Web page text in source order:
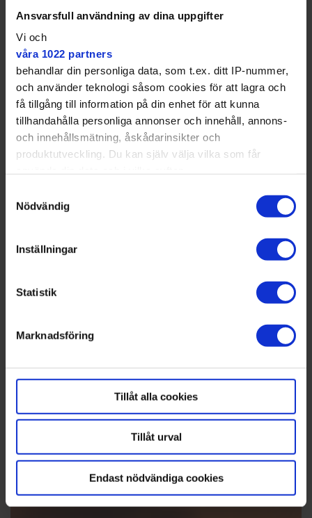
Ansvarsfull användning av dina uppgifter
Vi och
våra 1022 partners
behandlar din personliga data, som t.ex. ditt IP-nummer,
och använder teknologi såsom cookies för att lagra och
få tillgång till information på din enhet för att kunna
tillhandahålla personliga annonser och innehåll, annons-
och innehållsmätning, åskådarinsikter och
produktutveckling. Du kan själv välja vilka som får
Med din tillåtelse skulle vi även vilja:
som kan ha en noggrannhet på upp till flera meter
Identifiera din enhet genom att aktivt skanna den
Ta reda på mer om hur dina personliga uppgifter
. Du kan ändra eller dra tillbaka ditt samtycke när som
Nödvändig
Inställningar
Statistik
Marknadsföring
Tillåt alla cookies
Tillåt urval
Endast nödvändiga cookies
Katten Betty ställde upp som modell till fotografiet ”Catch them all”.